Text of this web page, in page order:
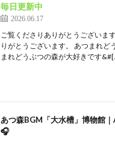
毎日更新中
2026.06.17
ご覧くださりありがとうございま
りがとうございます。 あつまれど
まれどうぶつの森が大好きです
あつ森BGM「大水槽」博物館
🎧